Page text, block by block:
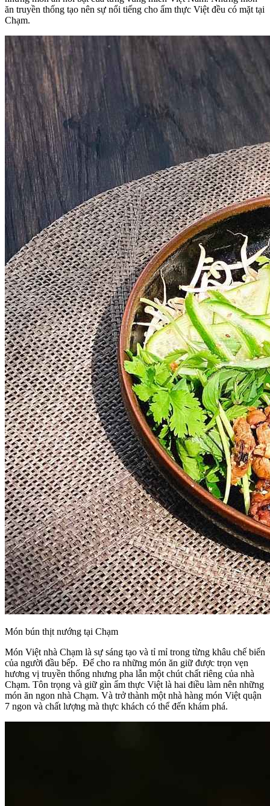
ăn truyền thống tạo nên sự nổi tiếng cho ẩm thực Việt đều có mặt tại
Chạm.
Món bún thịt nướng tại Chạm
Món Việt nhà Chạm là sự sáng tạo và tỉ mỉ trong từng khâu chế biến
của người đầu bếp. Để cho ra những món ăn giữ được trọn vẹn
hương vị truyền thống nhưng pha lẫn một chút chất riêng của nhà
Chạm. Tôn trọng và giữ gìn ẩm thực Việt là hai điều làm nên những
món ăn ngon nhà Chạm. Và trở thành một nhà hàng món Việt quận
7 ngon và chất lượng mà thực khách có thể đến khám phá.